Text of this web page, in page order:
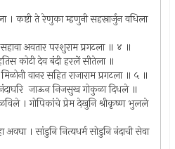
। कष्टी ते रेणुका म्हणुनी सहस्रार्जुन वधिला
सहावा अवतार परशुराम प्रगटला ॥ ४ ॥
कोटी देव बंदी हरलें सीतेला ॥
वानर सहित राजाराम प्रगटला ॥ ५ ॥
जाऊन निजसुख गोकुळा दिधले ॥
। गोपिकांचे प्रेम देखुनि श्रीकृष्ण भुलले
। सांडुनि नित्यधर्म सोडुनि नंदाची सेवा